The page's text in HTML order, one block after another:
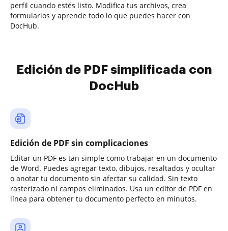
perfil cuando estés listo. Modifica tus archivos, crea
formularios y aprende todo lo que puedes hacer con
DocHub.
Edición de PDF simplificada con
DocHub
Edición de PDF sin complicaciones
Editar un PDF es tan simple como trabajar en un documento
de Word. Puedes agregar texto, dibujos, resaltados y ocultar
o anotar tu documento sin afectar su calidad. Sin texto
rasterizado ni campos eliminados. Usa un editor de PDF en
línea para obtener tu documento perfecto en minutos.